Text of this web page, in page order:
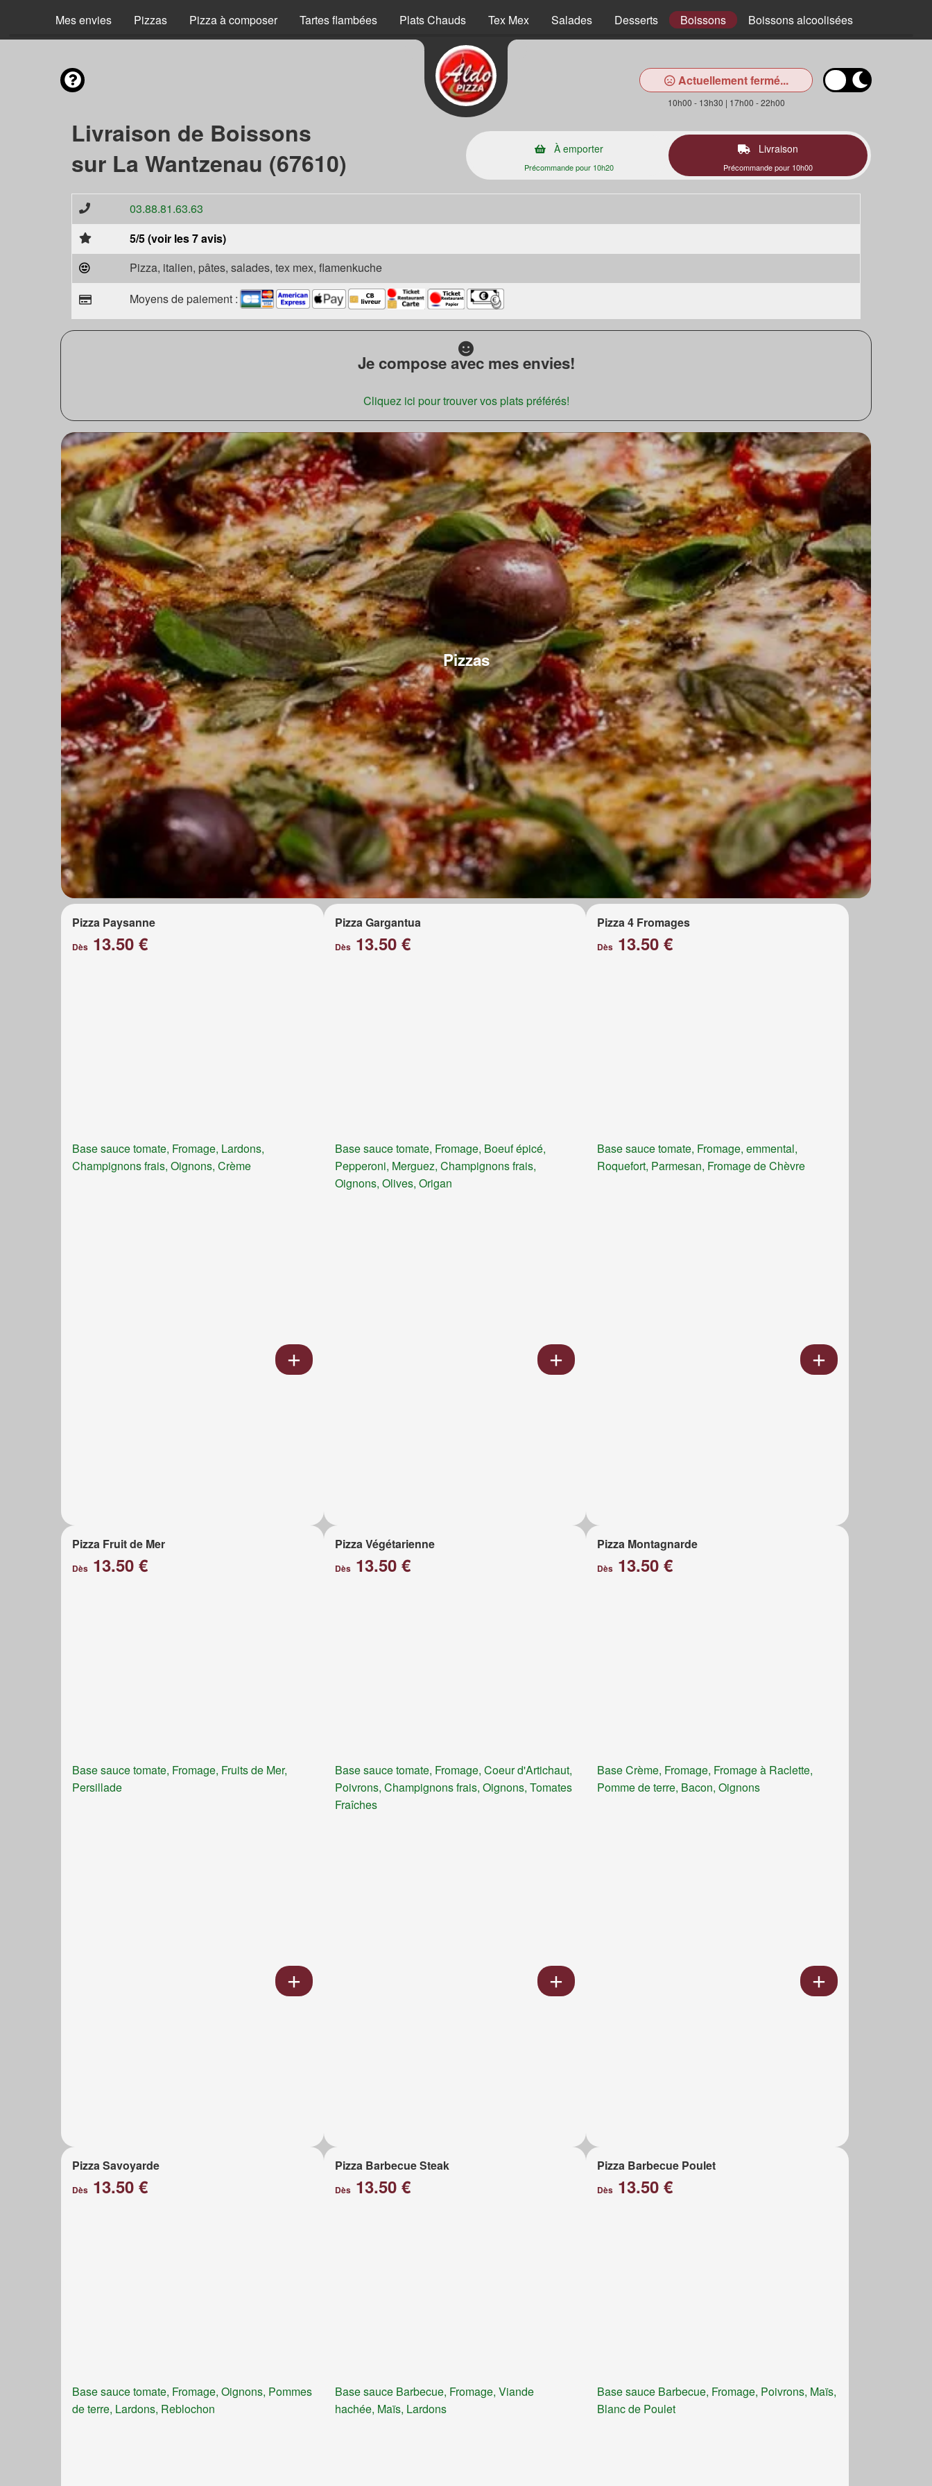
Mes envies Pizzas Pizza à composer Tartes flambées Plats Chauds Tex Mex Salades Desserts Boissons Boissons alcoolisées
Actuellement fermé...
10h00 - 13h30 | 17h00 - 22h00
Livraison de Boissons
sur La Wantzenau (67610)
À emporter
Précommande pour 10h20
Livraison
Précommande pour 10h00
03.88.81.63.63
5/5 (voir les 7 avis)
Pizza, italien, pâtes, salades, tex mex, flamenkuche
Moyens de paiement :
Je compose avec mes envies!
Cliquez ici pour trouver vos plats préférés!
Pizzas
Pizza Paysanne
Dès 13.50 €
Base sauce tomate, Fromage, Lardons,
Champignons frais, Oignons, Crème
Pizza Gargantua
Dès13.50 €
Base sauce tomate, Fromage, Boeuf épicé,
Pepperoni, Merguez, Champignons frais,
Oignons, Olives, Origan
Pizza 4 Fromages
Dès 13.50 €
Base sauce tomate, Fromage, emmental,
Roquefort, Parmesan, Fromage de Chèvre
Pizza Fruit de Mer
Dès 13.50 €
Base sauce tomate, Fromage, Fruits de Mer,
Persillade
Pizza Végétarienne
Dès13.50 €
Base sauce tomate, Fromage, Coeur d'Artichaut,
Poivrons, Champignons frais, Oignons, Tomates
Fraîches
Pizza Montagnarde
Dès 13.50 €
Base Crème, Fromage, Fromage à Raclette,
Pomme de terre, Bacon, Oignons
Pizza Savoyarde
Dès 13.50 €
Base sauce tomate, Fromage, Oignons, Pommes
de terre, Lardons, Reblochon
Pizza Barbecue Steak
Dès13.50 €
Base sauce Barbecue, Fromage, Viande
hachée, Maïs, Lardons
Pizza Barbecue Poulet
Dès 13.50 €
Base sauce Barbecue, Fromage, Poivrons, Maïs,
Blanc de Poulet